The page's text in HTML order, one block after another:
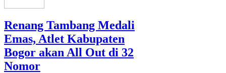
Renang Tambang Medali
Emas, Atlet Kabupaten
Bogor akan All Out di 32
Nomor